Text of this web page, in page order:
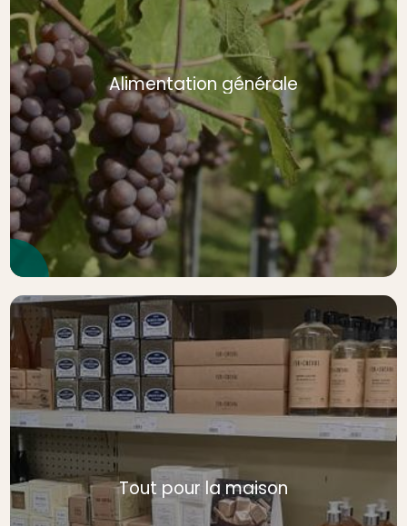
Alimentation générale
Tout pour la maison